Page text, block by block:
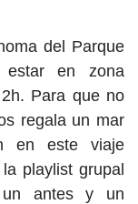
del Parque
estar en zona
Para que no
regala un mar
en este viaje
playlist grupal
un antes y un